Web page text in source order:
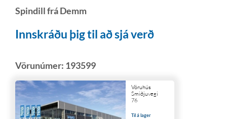
Spindill frá Demm
Innskráðu þig til að sjá verð
Vörunúmer: 193599
Vöruhús
Smiðjuvegi
76
Til á lager